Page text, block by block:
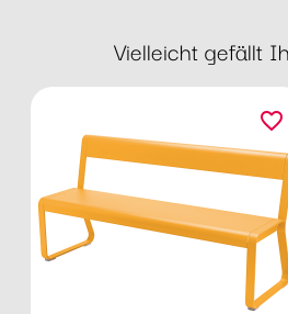
Vielleicht gefällt
favorite_border